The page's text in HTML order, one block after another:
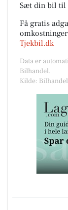
Sæt din bil til
Få gratis
Tjekbil.dk
Data er
Bilhandel.
Kilde: Bilhandel